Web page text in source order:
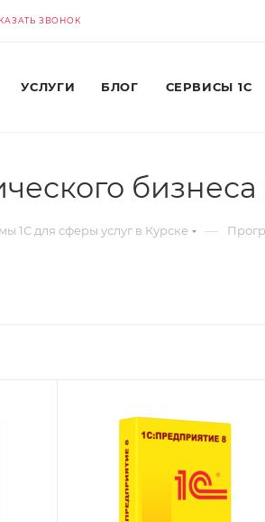
ЗВОНОК
УСЛУГИ БЛОГ СЕРВИСЫ 1С
бизнеса
1С для сферы услуг в Курске —